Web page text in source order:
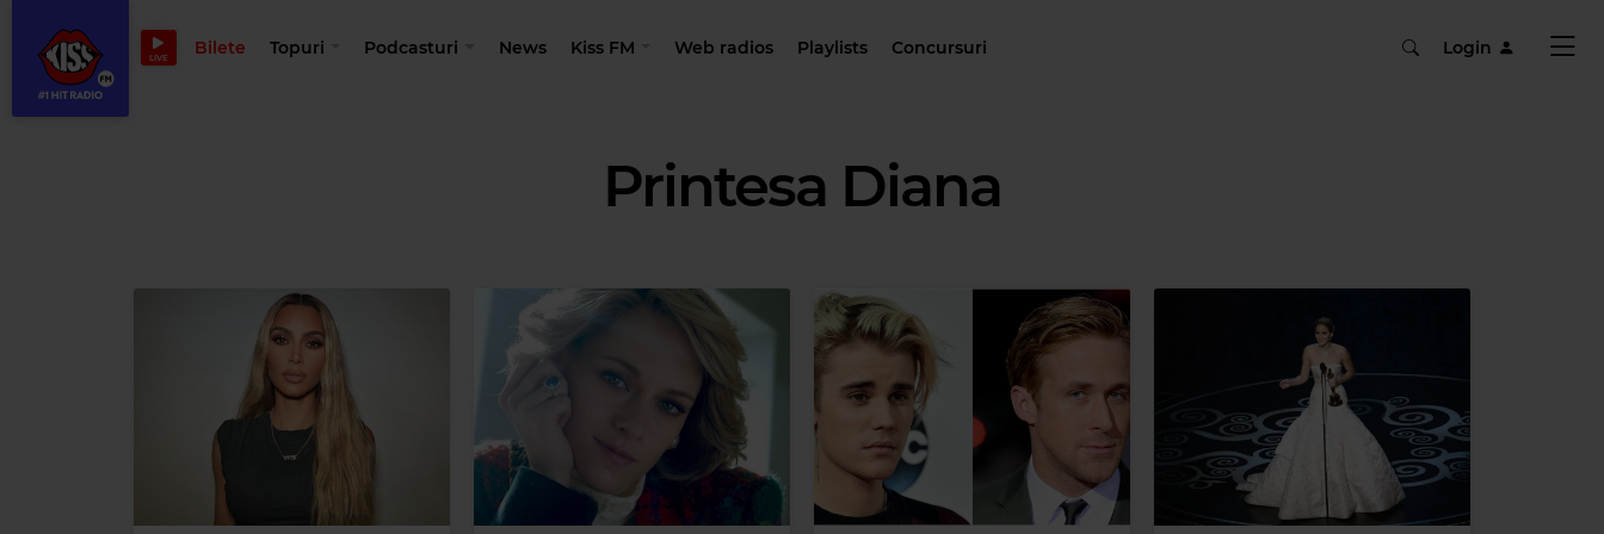
LIVE Bilete Topuri Podcasturi News Kiss FM Web radios Playlists Concursuri Login
Printesa Diana